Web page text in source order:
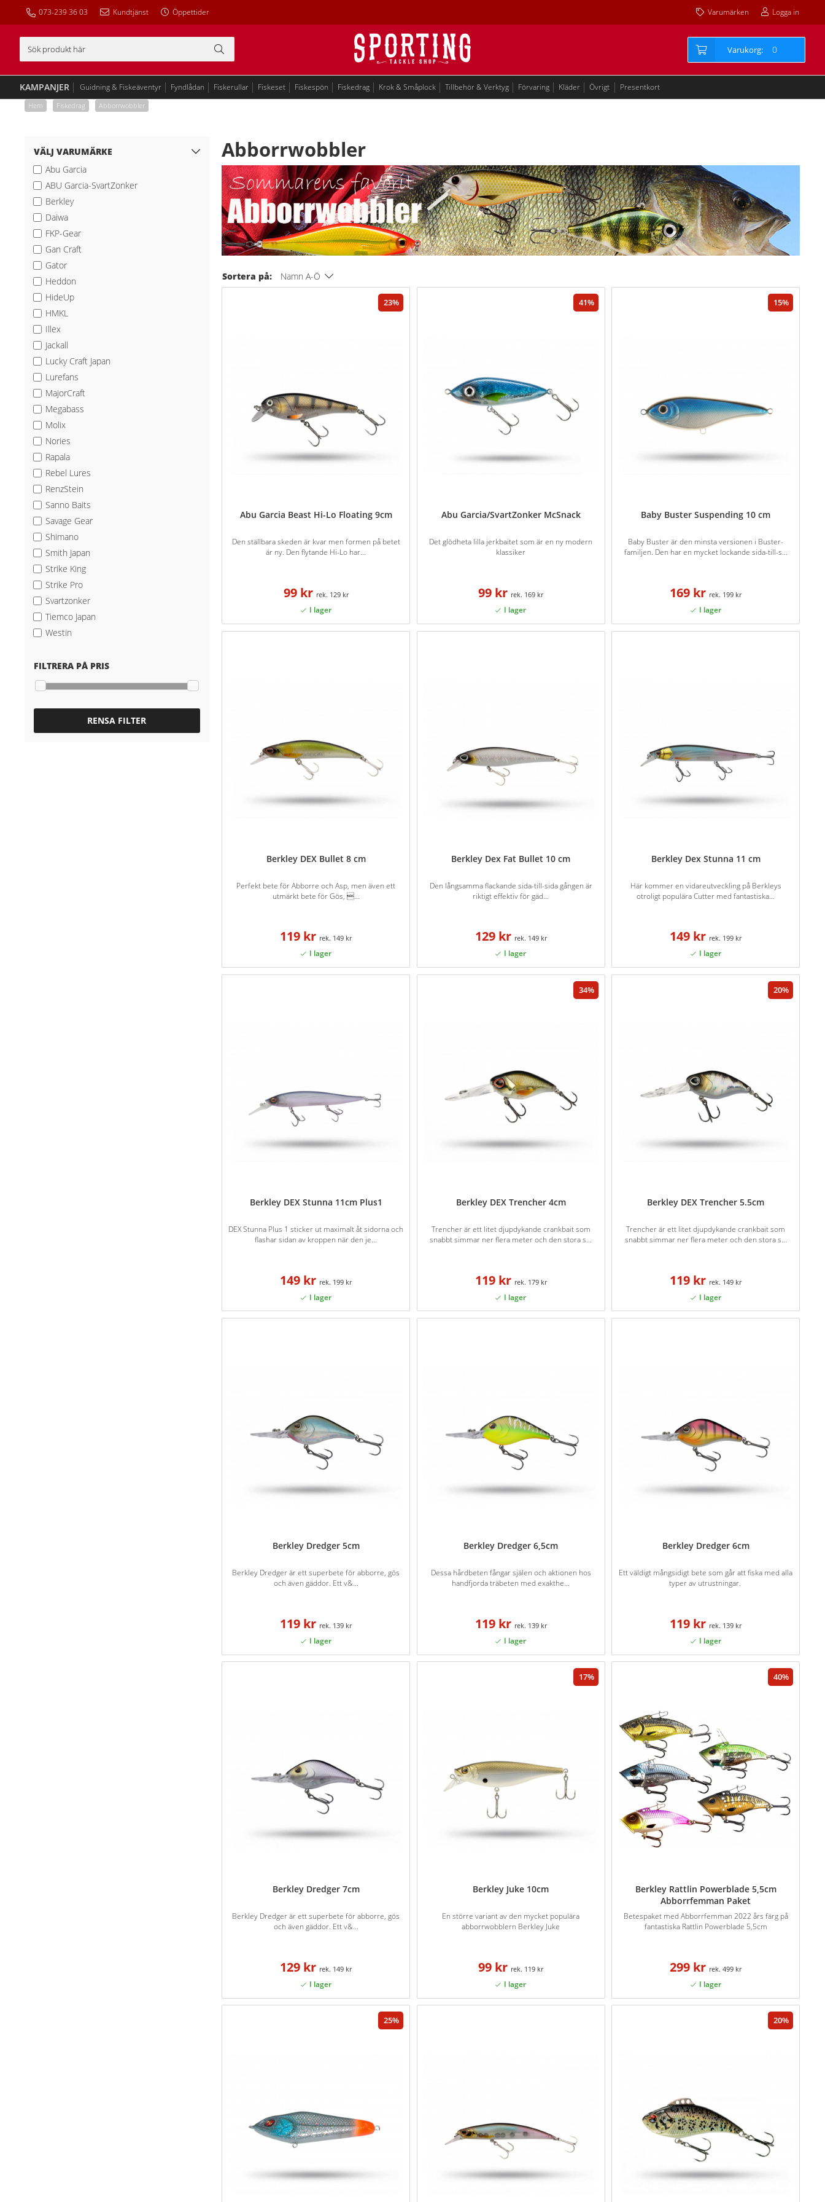
073-239 36 03 Kundtjänst Öppettider Varumärken Logga in
0
Guidning & Fiskeäventyr Fyndlådan Fiskerullar Fiskeset Fiskespön Fiskedrag Krok & Småplock Tillbehör & Verktyg Förvaring Kläder Övrigt
KAMPANJER Presentkort
Hem Fiskedrag Abborrwobbler
VÄLJ VARUMÄRKE
Abu Garcia
ABU Garcia-SvartZonker
Berkley
Daiwa
FKP-Gear
Gan Craft
Gator
Heddon
HideUp
HMKL
Illex
Jackall
Lucky Craft Japan
Lurefans
MajorCraft
Megabass
Molix
Nories
Rapala
Rebel Lures
RenzStein
Sanno Baits
Savage Gear
Shimano
Smith Japan
Strike King
Strike Pro
Svartzonker
Tiemco Japan
Westin
FILTRERA PÅ PRIS
RENSA FILTER
Abborrwobbler
Sortera på: Namn A-Ö
23
Abu Garcia Beast Hi-Lo Floating 9cm
Den ställbara skeden är kvar men formen på betet
är ny. Den flytande Hi-Lo har...
99 kr 129 kr
41
Abu Garcia/SvartZonker McSnack
Det glödheta lilla jerkbaitet som är en ny modern
klassiker
99 kr 169 kr
15
Baby Buster Suspending 10 cm
Baby Buster är den minsta versionen i Buster-
familjen. Den har en mycket lockande sida-till-s...
169 kr 199 kr
Berkley DEX Bullet 8 cm
Perfekt bete för Abborre och Asp, men även ett
utmärkt bete för Gös, ...
119 kr 149 kr
Berkley Dex Fat Bullet 10 cm
Den långsamma flackande sida-till-sida gången är
riktigt effektiv för gäd...
129 kr 149 kr
Berkley Dex Stunna 11 cm
Här kommer en vidareutveckling på Berkleys
otroligt populära Cutter med fantastiska...
149 kr 199 kr
Berkley DEX Stunna 11cm Plus1
DEX Stunna Plus 1 sticker ut maximalt åt sidorna och
flashar sidan av kroppen när den je...
149 kr 199 kr
34
Berkley DEX Trencher 4cm
Trencher är ett litet djupdykande crankbait som
snabbt simmar ner flera meter och den stora s...
119 kr 179 kr
20
Berkley DEX Trencher 5.5cm
Trencher är ett litet djupdykande crankbait som
snabbt simmar ner flera meter och den stora s...
119 kr 149 kr
Berkley Dredger 5cm
Berkley Dredger är ett superbete för abborre, gös
och även gäddor. Ett v&...
119 kr 139 kr
Berkley Dredger 6,5cm
Dessa hårdbeten fångar själen och aktionen hos
handfjorda träbeten med exakthe...
119 kr 139 kr
Berkley Dredger 6cm
Ett väldigt mångsidigt bete som går att fiska med alla
typer av utrustningar.
119 kr 139 kr
Berkley Dredger 7cm
Berkley Dredger är ett superbete för abborre, gös
och även gäddor. Ett v&...
129 kr 149 kr
17
Berkley Juke 10cm
En större variant av den mycket populära
abborrwobblern Berkley Juke
99 kr 119 kr
40
Berkley Rattlin Powerblade 5,5cm
Abborrfemman Paket
Betespaket med Abborrfemman 2022 års färg på
fantastiska Rattlin Powerblade 5,5cm
299 kr 499 kr
25 20